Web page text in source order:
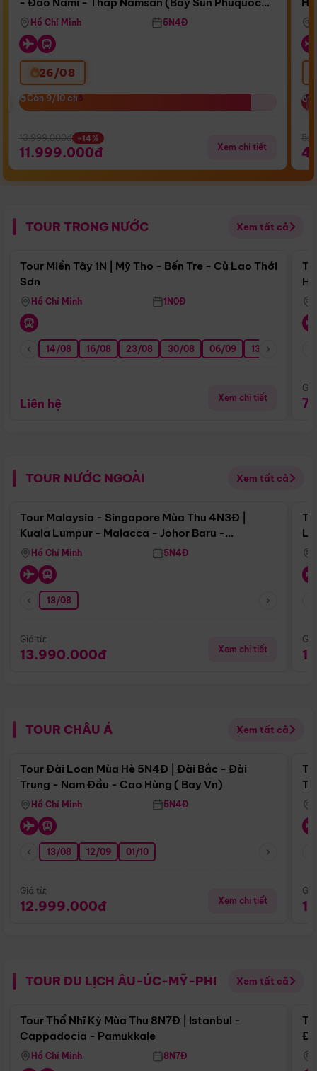
Bay Sun Phuquoc Airways
Airways)
Hồ Chí Minh 5N4Đ
26/08
Còn 9/10 chỗ
Còn 9/10 chỗ
13.999.000đ -14%
11.999.000đ Xem chi tiết
TOUR TRONG NƯỚC Xem tất cả
Điểm nổi bật
Tour Miền Tây 1N | Mỹ Tho - Bến Tre - Cù Lao Thới
Sơn
Hồ Chí Minh 1N0Đ
14/08 16/08 23/08 30/08 06/09 13/09
Liên hệ Xem chi tiết
TOUR NƯỚC NGOÀI Xem tất cả
Điểm nổi bật
Tour Malaysia - Singapore Mùa Thu 4N3Đ |
Kuala Lumpur - Malacca - Johor Baru -
Singapore
Hồ Chí Minh 5N4Đ
13/08
Giá từ:
13.990.000đ Xem chi tiết
TOUR CHÂU Á Xem tất cả
Điểm nổi bật
Tour Đài Loan Mùa Hè 5N4Đ | Đài Bắc - Đài
Trung - Nam Đầu - Cao Hùng ( Bay Vn)
Hồ Chí Minh 5N4Đ
13/08 12/09 01/10
Giá từ:
12.999.000đ Xem chi tiết
TOUR DU LỊCH ÂU-ÚC-MỸ-PHI Xem tất cả
Điểm nổi bật
Tour Thổ Nhĩ Kỳ Mùa Thu 8N7Đ | Istanbul -
Cappadocia - Pamukkale
Hồ Chí Minh 8N7Đ